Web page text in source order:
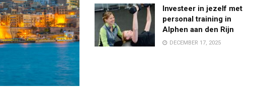
Investeer in jezelf met
personal training in
Alphen aan den Rijn
DECEMBER 17, 2025